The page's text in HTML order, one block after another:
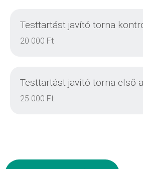
Testtartást javító torna
20 000 Ft
Testtartást javító torna első
25 000 Ft